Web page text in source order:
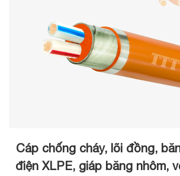
Cáp chống cháy, lõi đồng,
điện XLPE, giáp băng nhôm,